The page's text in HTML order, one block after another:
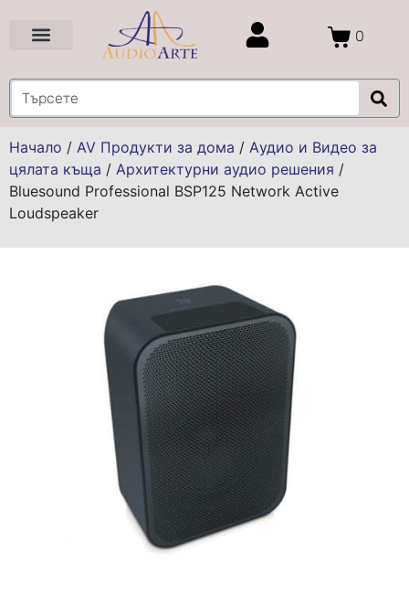
0
Начало / AV Продукти за дома / Aудио и Видео за
цялата къща / Архитектурни аудио решения /
Bluesound Professional BSP125 Network Active
Loudspeaker